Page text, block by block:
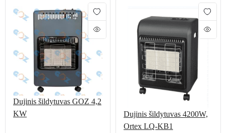
Dujinis šildytuvas GOZ 4,2
KW
Dujinis šildytuvas 4200W,
Ortex LQ-KB1